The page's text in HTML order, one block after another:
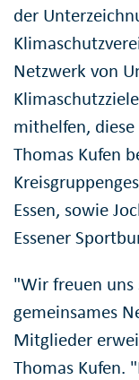
der
Netzwerk von
mithelfen,
Thomas Kufen
Essen, sowie
Essener
"Wir freuen uns
gemeinsames
Mitglieder
Thomas Kufen.